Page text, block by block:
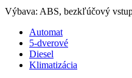
Výbava: ABS, bezkľúčový
Automat
5-dverové
Diesel
Klimatizácia